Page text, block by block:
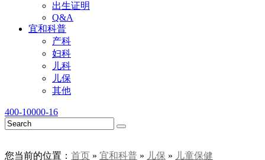
出生证明
Q&A
宜和科普
产科
妇科
儿科
儿保
其他
400-10000-16
您当前的位置： 首页 » 宜和科普 » 儿保 » 儿童保健